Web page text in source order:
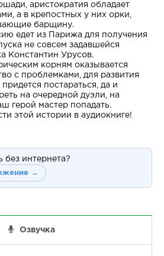
аристократия обладает
а в крепостных у них орки,
барщину.
едет из Парижа для получения
не совсем задавшейся
Константин Урусов.
корням оказывается
с проблемками, для развития
постараться, да и
на очередной дуэли, на
герой мастер попадать.
этой истории в аудиокниге!
интернета?
→
Озвучка